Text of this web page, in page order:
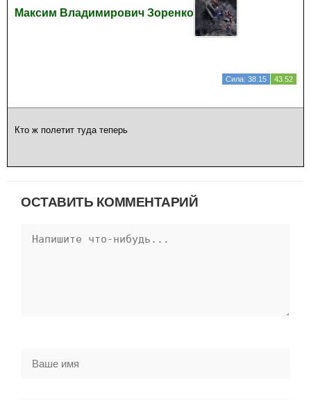
Максим Владимирович Зоренко
Сила: 38.15 43.52
Кто ж полетит туда теперь
ОСТАВИТЬ КОММЕНТАРИЙ